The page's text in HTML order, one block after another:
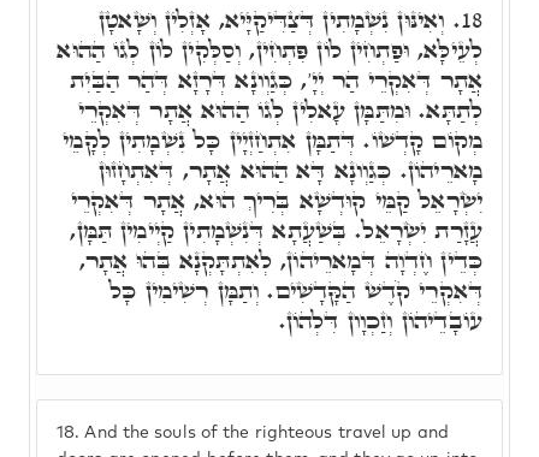
18. And the souls of the righteous travel up and
18. וְאִינּוּן נִשְׁמָתִין דְּצַדִּיקַיָּיא, אָזְלִין וְשָׁאטָן
לְעֵילָּא, וּפַתְחִין לוֹן פִּתְחִין, וְסַלְּקִין לוֹן לְגוֹ הַהוּא
אֲתָר דְּאִקְרֵי הַר יְיָ', כְּגַוְונָא דְּרָזָא דְּהַר הַבַּיִת
לְתַתָּא. וּמִתַּמָּן עָאלִין לְגוֹ הַהוּא אֲתָר דְּאִקְרֵי
מְקוֹם קָדְשׁוֹ. דְּתַמָּן אִתְחַזְיָין כָּל נִשְׁמָתִין לְקָמֵי
מָארֵיהוֹן. כְּגַוְונָא דָּא הַהוּא אֲתָר, דְּאִתְחָזוּן
יִשְׂרָאֵל קַמֵּי קוּדְשָׁא בְּרִיךְ הוּא, אֲתָר דְּאִקְרֵי
עֲזָרַת יִשְׂרָאֵל. בְּשַׁעֲתָא דְּנִשְׁמָתִין קַיְימִין תַּמָּן,
כְּדֵין חֶדְוָה דְּמָארֵיהוֹן, לְאִתְתָּקְנָא בְּהוּ אֲתָר,
דְּאִקְרֵי קֹדֶשׁ הַקָּדָשִׁים. וְתַמָּן רְשִׁימִין כָּל
עוֹבָדֵיהוֹן וְזַכְוָון דִּלְהוֹן.